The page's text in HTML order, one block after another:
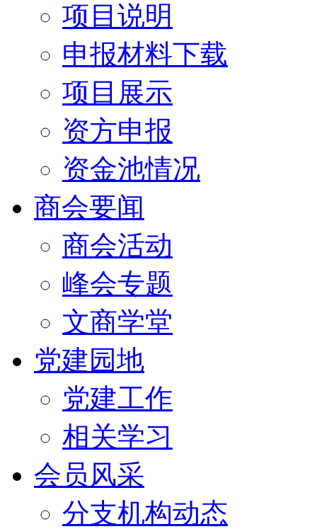
项目说明
申报材料下载
项目展示
资方申报
资金池情况
商会要闻
商会活动
峰会专题
文商学堂
党建园地
党建工作
相关学习
会员风采
分支机构动态